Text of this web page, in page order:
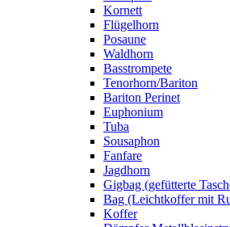
Kornett
Flügelhorn
Posaune
Waldhorn
Basstrompete
Tenorhorn/Bariton
Bariton Perinet
Euphonium
Tuba
Sousaphon
Fanfare
Jagdhorn
Gigbag (gefütterte
Bag (Leichtkoffer mit
Koffer